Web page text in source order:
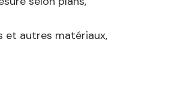
et autres matériaux,